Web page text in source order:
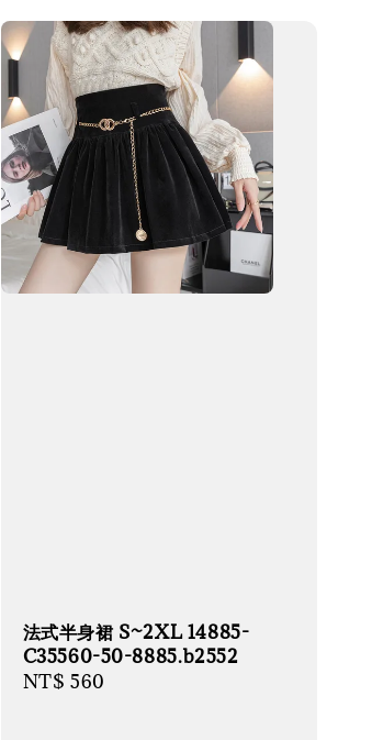
法式半身裙 S~2XL 14885-
C35560-50-8885.b2552
Regular
NT$ 560